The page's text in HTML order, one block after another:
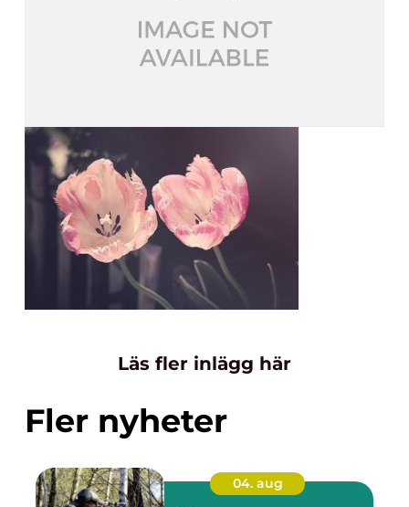
Läs fler inlägg här
Fler nyheter
04. aug